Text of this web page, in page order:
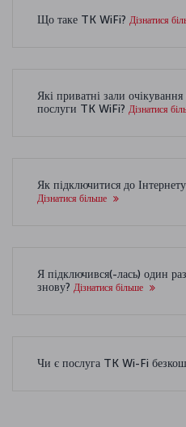
Що таке TK WiFi? Дізнатися
Які приватні зали
послуги TK WiFi? Дізнатися
Як підключитися до
Дізнатися більше
Я підключився(-лась) один
знову? Дізнатися більше
Чи є послуга TK Wi-Fi